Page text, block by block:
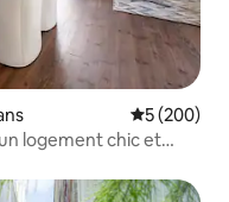
Évaluation
5 (200)
logement chic et